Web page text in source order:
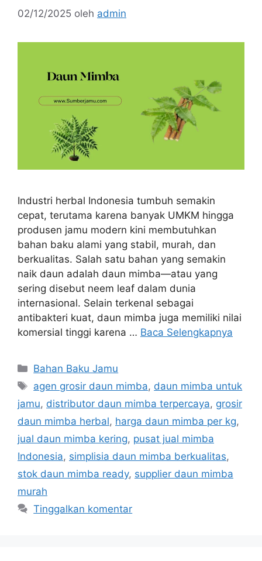
02/12/2025 oleh admin
Industri herbal Indonesia tumbuh semakin
cepat, terutama karena banyak UMKM hingga
produsen jamu modern kini membutuhkan
bahan baku alami yang stabil, murah, dan
berkualitas. Salah satu bahan yang semakin
naik daun adalah daun mimba—atau yang
sering disebut neem leaf dalam dunia
internasional. Selain terkenal sebagai
antibakteri kuat, daun mimba juga memiliki nilai
komersial tinggi karena … Baca Selengkapnya
Kategori
Bahan Baku Jamu
Tag
agen grosir daun mimba, daun mimba untuk
jamu, distributor daun mimba terpercaya, grosir
daun mimba herbal, harga daun mimba per kg,
jual daun mimba kering, pusat jual mimba
Indonesia, simplisia daun mimba berkualitas,
stok daun mimba ready, supplier daun mimba
murah
Tinggalkan komentar